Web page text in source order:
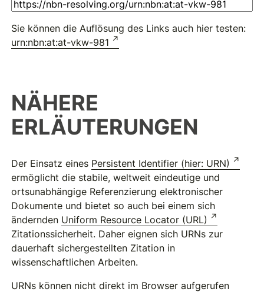
Sie können die Auflösung des Links auch hier testen:
urn:nbn:at:at-vkw-981
NÄHERE
ERLÄUTERUNGEN
Der Einsatz eines Persistent Identifier (hier: URN)
ermöglicht die stabile, weltweit eindeutige und
ortsunabhängige Referenzierung elektronischer
Dokumente und bietet so auch bei einem sich
ändernden Uniform Resource Locator (URL)
Zitationssicherheit. Daher eignen sich URNs zur
dauerhaft sichergestellten Zitation in
wissenschaftlichen Arbeiten.
URNs können nicht direkt im Browser aufgerufen